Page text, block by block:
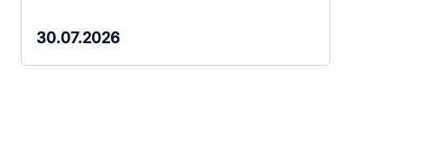
30.07.2026